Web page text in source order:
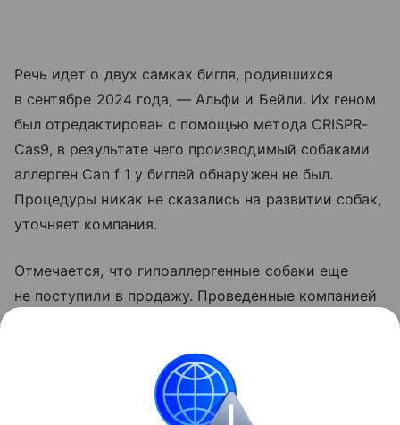
Речь идет о двух самках бигля, родившихся
в сентябре 2024 года, — Альфи и Бейли. Их геном
был отредактирован с помощью метода CRISPR-
Cas9, в результате чего производимый собаками
аллерген Can f 1 у биглей обнаружен не был.
Процедуры никак не сказались на развитии собак,
уточняет компания.
Отмечается, что гипоаллергенные собаки еще
не поступили в продажу. Проведенные компанией